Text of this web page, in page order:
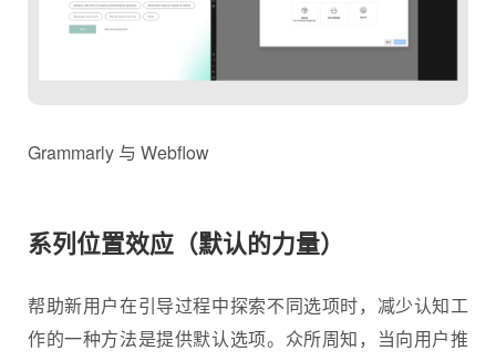
Grammarly 与 Webflow
系列位置效应（默认的力量）
帮助新用户在引导过程中探索不同选项时，减少认知工
作的一种方法是提供默认选项。众所周知，当向用户推